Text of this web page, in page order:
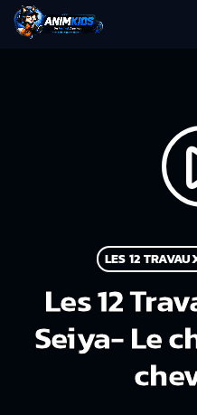
LES 12
Les 12
Seiya- Le